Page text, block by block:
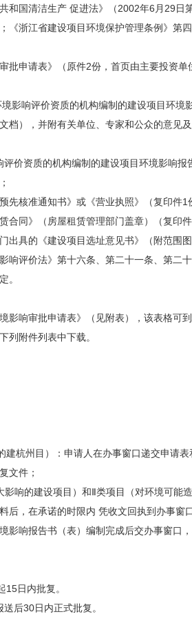
和国清洁生产 促进法》（2002年6月29日
《浙江省建设项目环境保护管理条例》第四
批申请表》（原件2份，首页由主要投资
境影响评价资质的机构编制的建设项目环
档），并附有关单位、专家和公众的意见
价资质的机构编制的建设项目环境影响
先核准通知书》或《营业执照》（复印件1
合同》（房屋租赁管理部门盖章）（复印
出具的《建设项目选址意见书》（附范围
响评价法》第十六条、第二十一条、第二
。
影响审批申请表》（见附表），该表格可
列附件列表中下载。
建杭州目）：申请人在办事窗口递交申请
文件；
影响的建设项目）和Ⅱ类项目（对环境可能
后，在承诺的时限内 凭收文回执到办事窗
影响报告书（表）编制完成后交办事窗口
15日内批复。
后30日内正式批复。